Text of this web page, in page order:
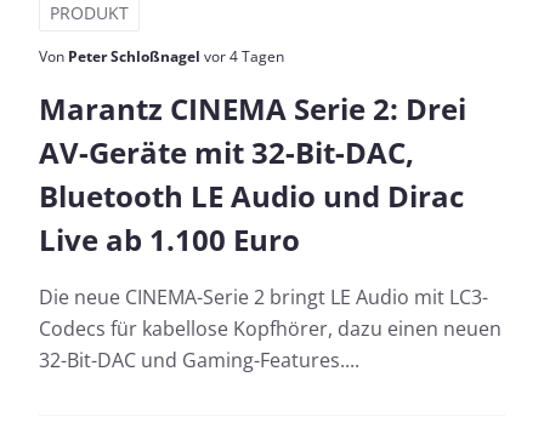
PRODUKT
Von Peter Schloßnagel vor 4 Tagen
Marantz CINEMA Serie 2: Drei
AV-Geräte mit 32-Bit-DAC,
Bluetooth LE Audio und Dirac
Live ab 1.100 Euro
Die neue CINEMA-Serie 2 bringt LE Audio mit LC3-
Codecs für kabellose Kopfhörer, dazu einen neuen
32-Bit-DAC und Gaming-Features....